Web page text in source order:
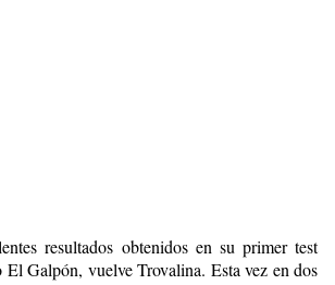
resultados obtenidos en su primer test
Galpón, vuelve Trovalina. Esta vez en dos